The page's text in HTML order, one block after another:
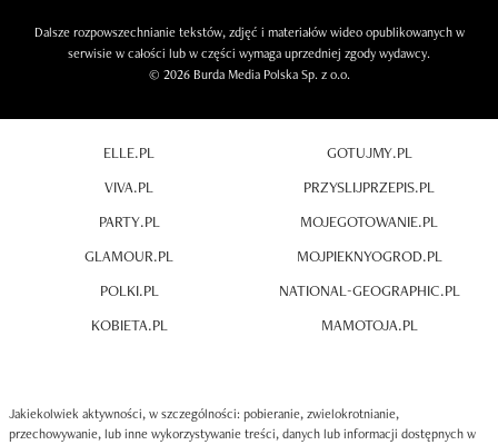
Dalsze rozpowszechnianie tekstów, zdjęć i materiałów wideo opublikowanych w
serwisie w całości lub w części wymaga uprzedniej zgody wydawcy.
© 2026 Burda Media Polska Sp. z o.o.
ELLE.PL
VIVA.PL
PARTY.PL
GLAMOUR.PL
POLKI.PL
KOBIETA.PL
GOTUJMY.PL
PRZYSLIJPRZEPIS.PL
MOJEGOTOWANIE.PL
MOJPIEKNYOGROD.PL
NATIONAL-GEOGRAPHIC.PL
MAMOTOJA.PL
Jakiekolwiek aktywności, w szczególności: pobieranie, zwielokrotnianie,
przechowywanie, lub inne wykorzystywanie treści, danych lub informacji dostępnych w